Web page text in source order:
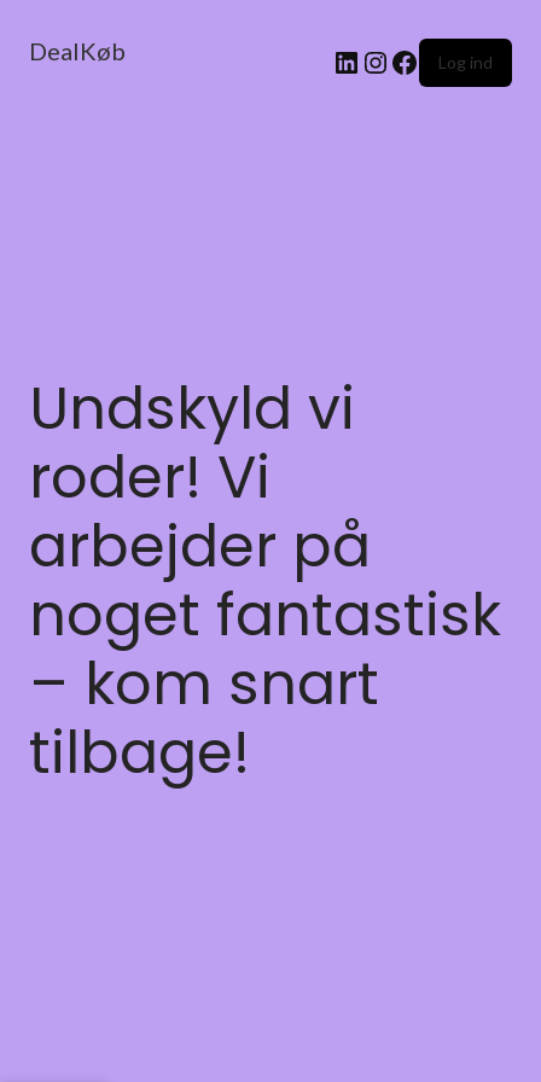
DealKøb Log ind
Undskyld vi
roder! Vi
arbejder på
noget fantastisk
– kom snart
tilbage!